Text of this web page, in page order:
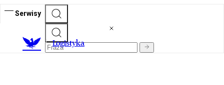
Serwisy
Logistyka